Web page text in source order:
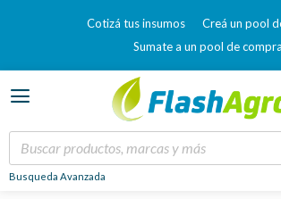
Cotizá tus insumos
Creá un pool
Sumate a un pool de compra
Busqueda Avanzada